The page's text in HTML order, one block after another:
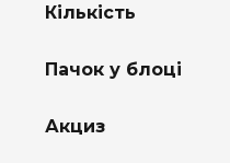
Кількість
Пачок у блоці
Акциз